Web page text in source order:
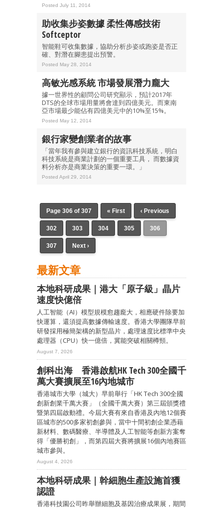
Posted July 11, 2014
助收集步姿數據 柔性傳感技術
Softceptor
智能鞋可收集數據，協助分析步姿或跑姿是否正
確、對潛在腳患提出預警。
Posted May 28, 2014
高敏光感系統 市場發展潛力龐大
據一世界性的顧問公司研究顯示，預計2017年
DTS的全球市場用量將會達到四億美元。而東南
亞市場最少能佔有四億美元中的10%至15%。
Posted May 12, 2014
銀行家變創業者的故事
「當年我有參與建立銀行的資訊科技系統，明白
科技系統是商業計劃的一個重要工具， 而數據資
料分析亦是商業決策的重要一環。」
Posted April 29, 2014
Page 306 of 307 « First ‹ Previous
302 303 304 305 306
307 Next ›
最新文章
本地科研成果｜港大「原子級」晶片
速度快億倍
人工智能（AI）模型規模愈趨龐大，相應硬件除要加
快運算，還須提高數據傳輸速度。香港大學團隊早前
研發採用極簡架構的新型晶片，處理速度比標準中央
處理器（CPU）快一億倍，冀能突破相關樽頸。
August 7, 2026
創科出海 香港啟航HK Tech 300全國千
萬大賽擴展至16內地城市
香港城市大學（城大）早前舉行「HK Tech 300全國
創新創業千萬大賽」（全國千萬大賽）第三屆頒獎禮
暨第四屆啟動禮。今屆大賽有來自香港及內地12個賽
區城市的500多家初創參與，當中十間初創企業憑藉
新材料、數碼醫療、半導體及人工智能等創新方案奪
得「優勝初創」，而第四屆大賽將擴展16個內地賽區
城市參與。
August 4, 2026
本地科研成果｜幹細胞生產設施首獲
認證
香港科技園公司昨舉辦細胞及基因治療成果展，期間